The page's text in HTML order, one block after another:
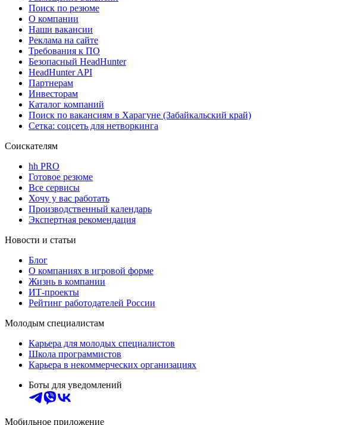
Поиск по резюме
О компании
Наши вакансии
Реклама на сайте
Требования к ПО
Безопасный HeadHunter
HeadHunter API
Партнерам
Инвесторам
Каталог компаний
Поиск по вакансиям в Харагуне (Забайкальский край)
Сетка: соцсеть для нетворкинга
Соискателям
hh PRO
Готовое резюме
Все сервисы
Хочу у вас работать
Производственный календарь
Экспертная рекомендация
Новости и статьи
Блог
О компаниях в игровой форме
Жизнь в компании
ИТ-проекты
Рейтинг работодателей России
Молодым специалистам
Карьера для молодых специалистов
Школа программистов
Карьера в некоммерческих организациях
Боты для уведомлений
Мобильное приложение